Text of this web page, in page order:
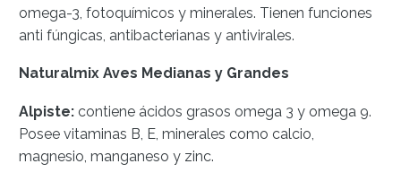
omega-3, fotoquímicos y minerales. Tienen funciones
anti fúngicas, antibacterianas y antivirales.
Naturalmix Aves Medianas y Grandes
Alpiste: contiene ácidos grasos omega 3 y omega 9.
Posee vitaminas B, E, minerales como calcio,
magnesio, manganeso y zinc.